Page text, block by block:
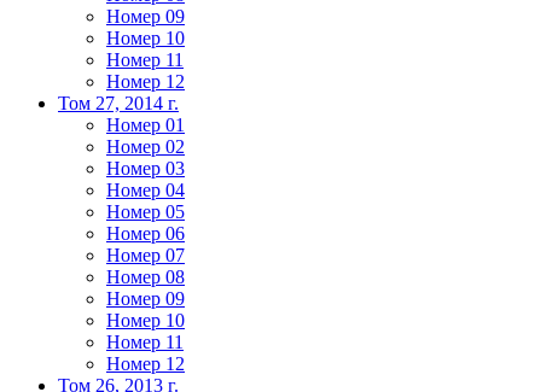
Номер 09
Номер 10
Номер 11
Номер 12
Том 27, 2014 г.
Номер 01
Номер 02
Номер 03
Номер 04
Номер 05
Номер 06
Номер 07
Номер 08
Номер 09
Номер 10
Номер 11
Номер 12
Том 26, 2013 г.